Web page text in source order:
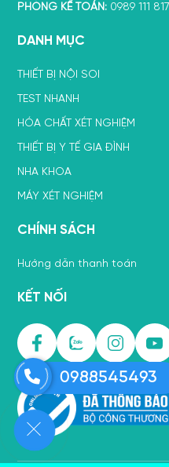
PHÒNG KẾ TOÁN: 0989 111 817
DANH MỤC
THIẾT BỊ NỘI SOI
TEST NHANH
HÓA CHẤT XÉT NGHIỆM
THIẾT BỊ Y TẾ GIA ĐÌNH
NHA KHOA
MÁY XÉT NGHIỆM
CHÍNH SÁCH
Hướng dẫn thanh toán
KẾT NỐI
0988545493